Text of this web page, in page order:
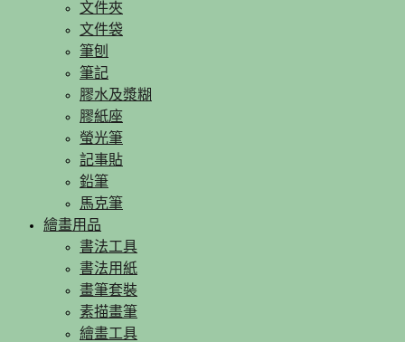
文件夾
文件袋
筆刨
筆記
膠水及漿糊
膠紙座
螢光筆
記事貼
鉛筆
馬克筆
繪畫用品
書法工具
書法用紙
畫筆套裝
素描畫筆
繪畫工具